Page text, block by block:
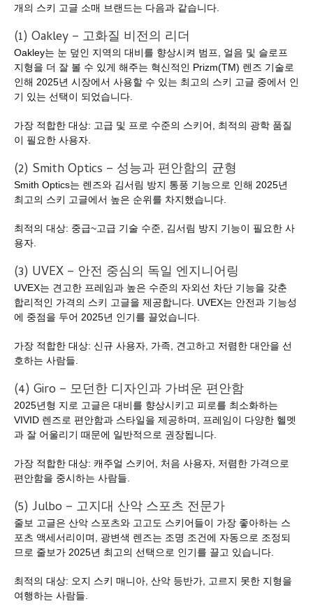
개의 스키 고글 소매 브랜드는 다음과 같습니다.
(1) Oakley – 고화질 비전의 리더
Oakley는 눈 덮인 지역의 대비를 향상시켜 범프, 얼음 및 슬로프
지형을 더 잘 볼 수 있게 해주는 혁신적인 Prizm(TM) 렌즈 기술로
인해 2025년 시장에서 사용할 수 있는 최고의 스키 고글 중에서 인
기 있는 선택이 되었습니다.
가장 적합한 대상: 고급 및 프로 수준의 스키어, 최적의 광학 품질
이 필요한 사용자.
(2) Smith Optics – 성능과 편안함의 균형
Smith Optics는 렌즈와 김서림 방지 통풍 기능으로 인해 2025년
최고의 스키 고글에서 높은 순위를 차지했습니다.
최적의 대상: 중급~고급 기술 수준, 김서림 방지 기능이 필요한 사
용자.
(3) UVEX – 안전 중심의 독일 엔지니어링
UVEX는 견고한 프레임과 높은 수준의 자외선 차단 기능을 갖춘
합리적인 가격의 스키 고글을 제공합니다. UVEX는 안전과 기능성
에 중점을 두어 2025년 인기를 끌었습니다.
가장 적합한 대상: 신규 사용자, 가족, 견고하고 저렴한 대안을 선
호하는 사람들.
(4) Giro – 모던한 디자인과 가벼운 편안함
2025년형 지로 고글은 대비를 향상시키고 피로를 최소화하는
VIVID 렌즈로 편안함과 스타일을 제공하며, 프레임이 다양한 헬멧
과 잘 어울리기 때문에 일반적으로 권장됩니다.
가장 적합한 대상: 캐주얼 스키어, 처음 사용자, 저렴한 가격으로
편안함을 중시하는 사람들.
(5) Julbo – 고지대 산악 스포츠 전문가
줄보 고글은 산악 스포츠와 고고도 스키어들이 가장 좋아하는 스
포츠 액세서리이며, 광변색 렌즈는 조명 조건에 자동으로 조정되
므로 줄보가 2025년 최고의 선택으로 인기를 끌고 있습니다.
최적의 대상: 오지 스키 매니아, 산악 등반가, 고르지 못한 지형을
여행하는 사람들.